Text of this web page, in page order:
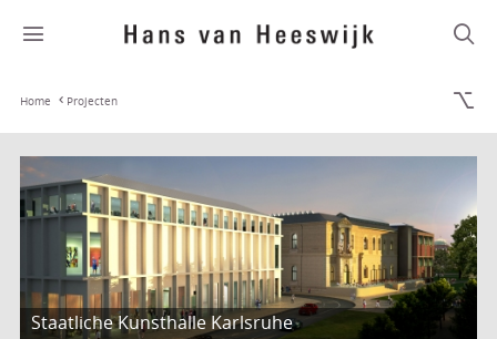
Home Projecten
Staatliche Kunsthalle Karlsruhe